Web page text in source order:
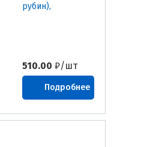
рубин),
510.00 ₽/шт
Подробнее